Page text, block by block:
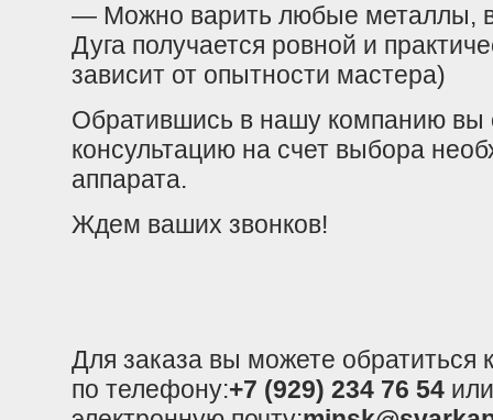
— Можно варить любые металлы,
Дуга получается ровной и
зависит от опытности мастера)
Обратившись в нашу компанию вы
консультацию на счет выбора
аппарата.
Ждем ваших звонков!
Для заказа вы можете
по телефону:+7 (929) 234 76 54